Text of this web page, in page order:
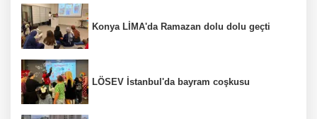
Konya LİMA'da Ramazan dolu dolu geçti
LÖSEV İstanbul'da bayram coşkusu